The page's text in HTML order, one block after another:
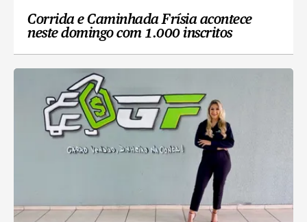
Corrida e Caminhada Frísia acontece
neste domingo com 1.000 inscritos